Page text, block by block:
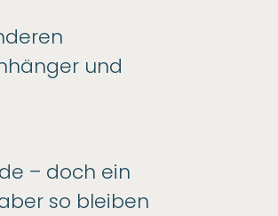
und
– doch ein
so bleiben